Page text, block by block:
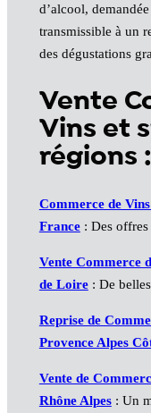
d’alcool,
transmissible à un
des dégustations
Vente
Vins et
régions :
Commerce de
France: Des offres
Vente Commerce
de Loire : De
Reprise de
Provence Alpes
Vente de
Rhône Alpes : Un